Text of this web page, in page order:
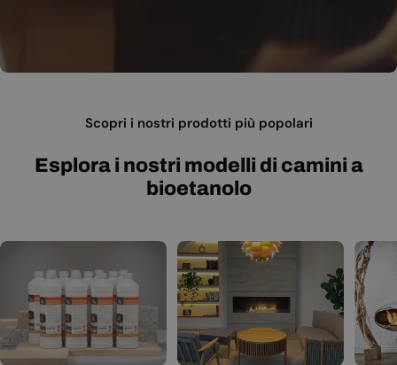
Scopri i nostri prodotti più popolari
Esplora i nostri modelli di camini a
bioetanolo